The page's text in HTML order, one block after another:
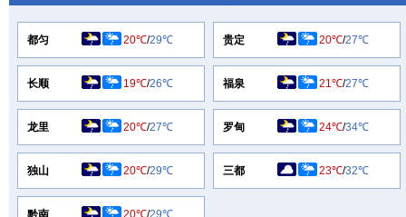
都匀 20℃/29℃ 贵定 20℃/27℃
长顺 19℃/26℃ 福泉 21℃/27℃
龙里 20℃/27℃ 罗甸 24℃/34℃
独山 20℃/29℃ 三都 23℃/32℃
黔南 20℃/29℃